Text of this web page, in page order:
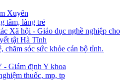
Xuyên
tâm, làng trẻ
Xã hội - Giáo dục nghề nghiệp cho
tật Hà Tĩnh
chăm sóc sức khỏe cán bộ tỉnh.
- Giám định Y khoa
thuốc, mp, tp